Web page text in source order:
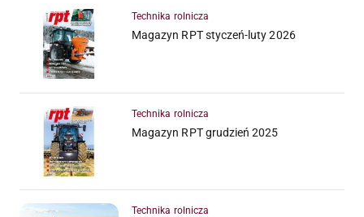
Technika rolnicza
Magazyn RPT styczeń-luty 2026
Technika rolnicza
Magazyn RPT grudzień 2025
Technika rolnicza